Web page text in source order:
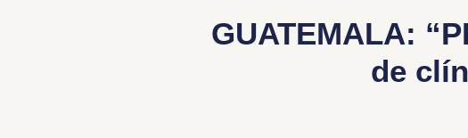
GUATEMALA:
de